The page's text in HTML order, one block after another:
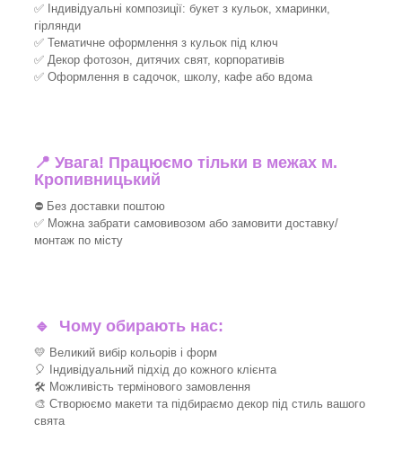
✅ Індивідуальні композиції: букет з кульок, хмаринки,
гірлянди
✅ Тематичне оформлення з кульок під ключ
✅ Декор фотозон, дитячих свят, корпоративів
✅ Оформлення в садочок, школу, кафе або вдома
📍 Увага! Працюємо тільки в межах м.
Кропивницький
⛔ Без доставки поштою
✅ Можна забрати самовивозом або замовити доставку/
монтаж по місту
🔹 Чому обирають нас:
💛 Великий вибір кольорів і форм
🎈 Індивідуальний підхід до кожного клієнта
🛠 Можливість термінового замовлення
🎨 Створюємо макети та підбираємо декор під стиль вашого
свята